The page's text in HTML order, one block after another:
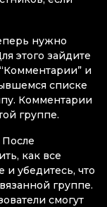
нужно
этого зайдите
и
списке
Комментарии
группе.
После
как все
и убедитесь, что
группе.
смогут